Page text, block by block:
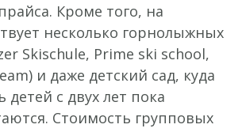
Кроме того, на
несколько горнолыжных
Skischule, Prime ski school,
и даже детский сад, куда
детей с двух лет пока
Стоимость групповых